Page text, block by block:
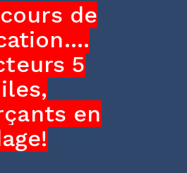
de
5
en